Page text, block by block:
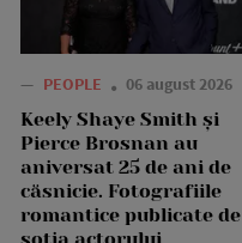
— PEOPLE 06 august 2026
Keely Shaye Smith și
Pierce Brosnan au
aniversat 25 de ani de
căsnicie. Fotografiile
romantice publicate de